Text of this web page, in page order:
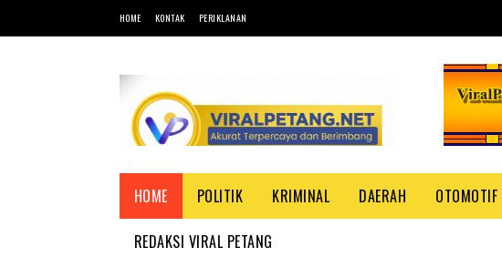
HOME KONTAK PERIKLANAN
HOME POLITIK KRIMINAL DAERAH OTOMOTIF
REDAKSI VIRAL PETANG